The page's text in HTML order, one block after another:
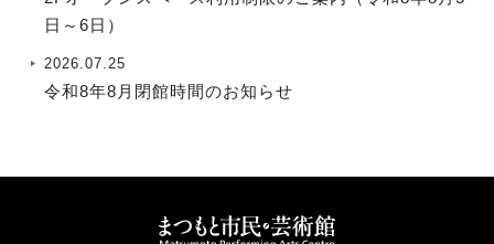
日～6日）
2026.07.25
令和8年8月閉館時間のお知らせ